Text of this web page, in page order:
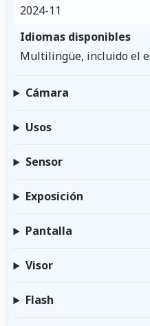
2024-11
Idiomas disponibles
Multilingüe, incluido el
Cámara
Usos
Sensor
Exposición
Pantalla
Visor
Flash